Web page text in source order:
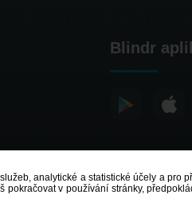
Blindr
analytické a statistické účely a pro
v používání stránky,